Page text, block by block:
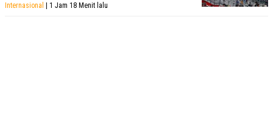
Internasional | 1 Jam 18 Menit lalu